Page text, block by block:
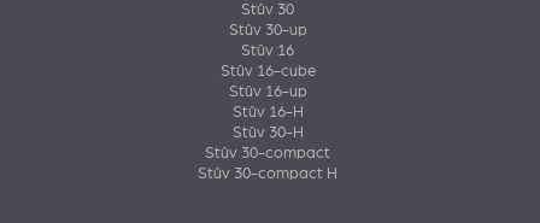
Stûv 30
Stûv 30-up
Stûv 16
Stûv 16-cube
Stûv 16-up
Stûv 16-H
Stûv 30-H
Stûv 30-compact
Stûv 30-compact H